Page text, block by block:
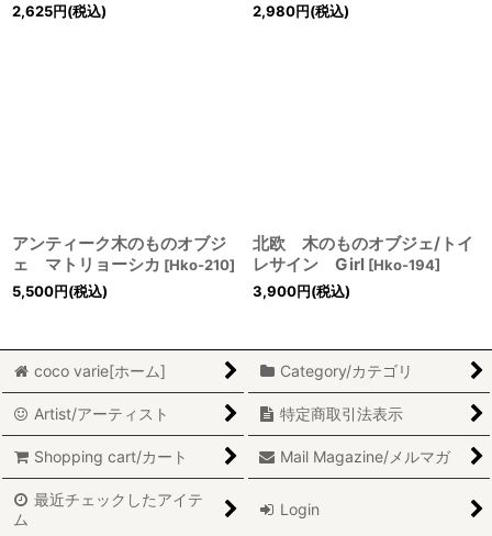
2,625円(税込)
2,980円(税込)
アンティーク木のものオブジ
ェ マトリョーシカ [Hko-210]
5,500円(税込)
北欧 木のものオブジェ/トイ
レサイン Girl [Hko-194]
3,900円(税込)
coco varie[ホーム] Category/カテゴリ
Artist/アーティスト 特定商取引法表示
Shopping cart/カート Mail Magazine/メルマガ
最近チェックしたアイテ
ム
Login